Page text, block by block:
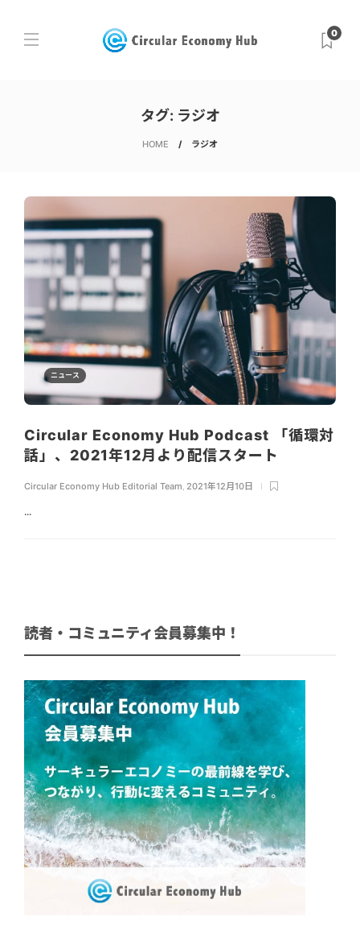
0
タグ: ラジオ
HOME ラジオ
ニュース
Circular Economy Hub Podcast 「循環対
話」、2021年12月より配信スタート
Circular Economy Hub Editorial Team 2021年12月10日
...
読者・コミュニティ会員募集中！